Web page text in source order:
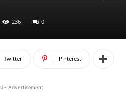
236 0
Twitter Pinterest
- Advertisement